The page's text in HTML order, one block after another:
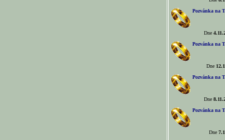
Pozvánka na
Dne
Pozvánka na
Dne
Pozvánka na
Dne
Pozvánka na
Dne